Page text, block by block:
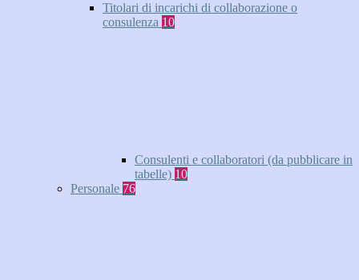
Titolari di incarichi di collaborazione o
consulenza 10
Consulenti e collaboratori (da pubblicare in
tabelle) 10
Personale 76